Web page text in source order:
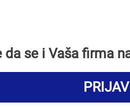
da se i Vaša firma